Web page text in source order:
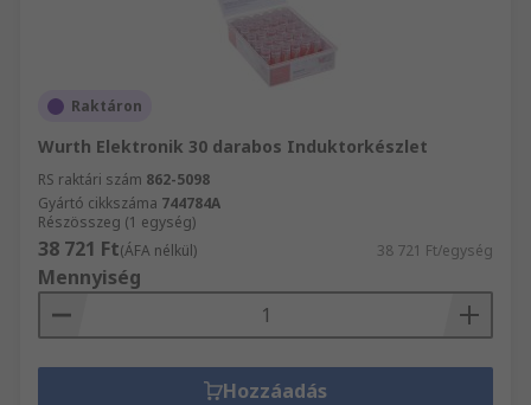
Raktáron
Wurth Elektronik 30 darabos Induktorkészlet
RS raktári szám 862-5098
Gyártó cikkszáma 744784A
Részösszeg (1 egység)
38 721 Ft(ÁFA nélkül) 38 721 Ft/egység
Mennyiség
Hozzáadás